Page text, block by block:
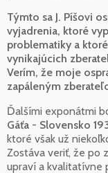
Týmto sa J. Píšovi
vyjadrenia, ktoré
problematiky a
vynikajúcich
Verím, že moje
zapáleným
Ďalšími exponátmi
Gáťa - Slovensko
ktoré však už
Zostáva veriť, že po
upraví a kvalitatívne